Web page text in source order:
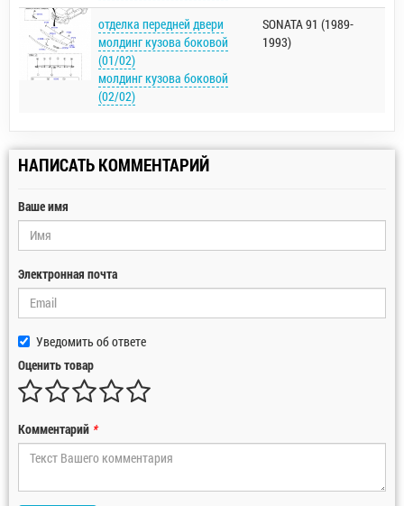
отделка передней двери
молдинг кузова боковой
(01/02)
молдинг кузова боковой
(02/02)
SONATA 91 (1989-
1993)
НАПИСАТЬ КОММЕНТАРИЙ
Ваше имя
Электронная почта
Уведомить об ответе
Оценить товар
Комментарий *